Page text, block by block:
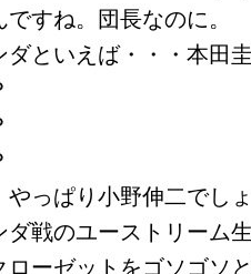
すね。団長なのに。
といえば・・・本田
っぱり小野伸二でしょ
ダ戦のユーストリーム
ローゼットをゴソゴソ